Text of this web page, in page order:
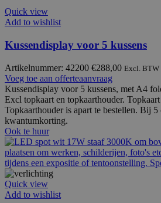
Quick view
Add to wishlist
Kussendisplay voor 5 kussens
Artikelnummer: 42200 €288,00 Excl. BTW
Voeg toe aan offerteaanvraag
Kussendisplay voor 5 kussens, met A4
Excl topkaart en topkaarthouder.
Topkaarthouder is apart te bestellen. Bij 5
kwantumkorting.
Ook te huur
Quick view
Add to wishlist